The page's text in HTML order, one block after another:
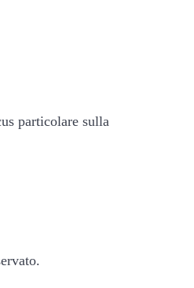
particolare sulla